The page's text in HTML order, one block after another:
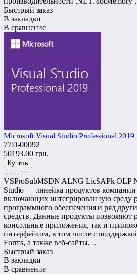
Быстрый заказ
В закладки
В сравнение
Microsoft Visual Studio Professional
77D-00092
50193.00 грн.
VSProSubMSDN ALNG LicSAPk OLP
Studio — линейка продуктов компании
включающих интегрированную среду
программного обеспечения и ряд
средств. Данные продукты позволяют
консольные приложения, так и
интерфейсом, в том числе с
Forms, а также веб-сайты, …
Быстрый заказ
В закладки
В сравнение